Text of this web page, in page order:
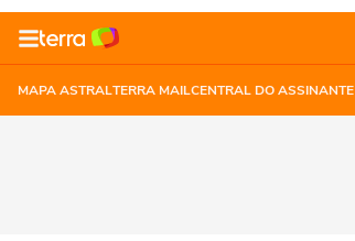
MAPA ASTRALTERRA MAILCENTRAL DO ASSINANTE